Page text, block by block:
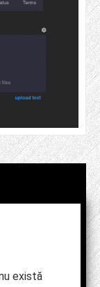
există